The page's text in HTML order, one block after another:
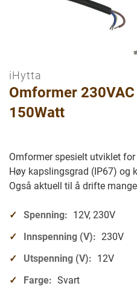
Gå
til
begynnelsen
av
iHytta
Omformer
150Watt
Omformer spesielt utviklet
Høy kapslingsgrad (IP67) og
Også aktuell til å drifte
Spenning: 12V, 230V
Innspenning (V): 230V
Utspenning (V): 12V
Farge: Svart